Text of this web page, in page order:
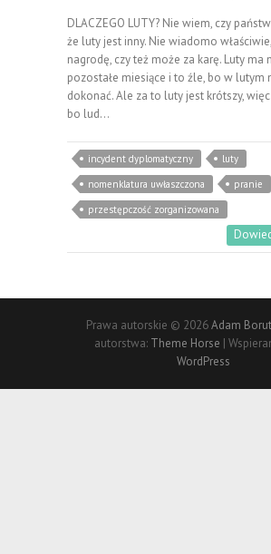
DLACZEGO LUTY? Nie wiem, czy
że luty jest inny. Nie wiadomo
nagrodę, czy też może za karę. Luty ma
pozostałe miesiące i to źle, bo w lutym
dokonać. Ale za to luty jest krótszy,
bo lud…
incydent dyplomatyczny
luty
nomenklatura uwłaszczona
pranie
przestępczość zorganizowana
Prawa autorskie © 2026Adam
autorstwa: Theme Horse |
WordPress